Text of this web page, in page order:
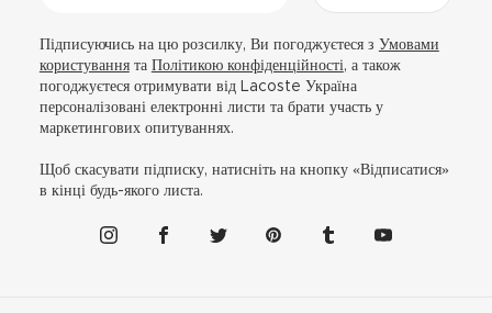
Підписуючись на цю розсилку, Ви погоджуєтеся з Умовами
користуваннята Політикою конфіденційності, а також
погоджуєтеся отримувати від Lacoste Україна
персоналізовані електронні листи та брати участь у
маркетингових опитуваннях.
Щоб скасувати підписку, натисніть на кнопку «Відписатися»
в кінці будь-якого листа.